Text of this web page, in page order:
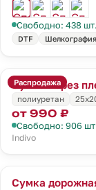
Свободно: 438 шт.
DTF Шелкография
Распродажа
Сумка через
полиуретан
от 990 ₽
Свободно: 906
Indivo
Сумка